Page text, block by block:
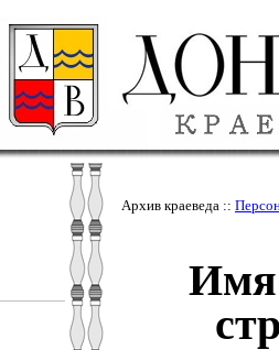
Архив краеведа ::